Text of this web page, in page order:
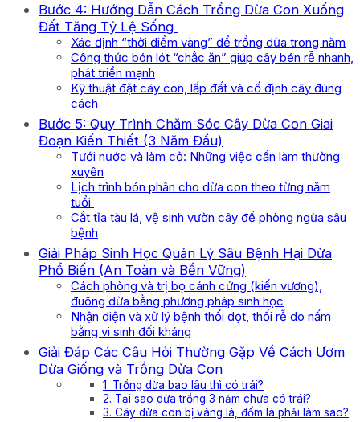
Bước 4: Hướng Dẫn Cách Trồng Dừa Con Xuống
Đất Tăng Tỷ Lệ Sống
Xác định “thời điểm vàng” để trồng dừa trong năm
Công thức bón lót “chắc ăn” giúp cây bén rễ nhanh,
phát triển mạnh
Kỹ thuật đặt cây con, lấp đất và cố định cây đúng
cách
Bước 5: Quy Trình Chăm Sóc Cây Dừa Con Giai
Đoạn Kiến Thiết (3 Năm Đầu)
Tưới nước và làm cỏ: Những việc cần làm thường
xuyên
Lịch trình bón phân cho dừa con theo từng năm
tuổi
Cắt tỉa tàu lá, vệ sinh vườn cây để phòng ngừa sâu
bệnh
Giải Pháp Sinh Học Quản Lý Sâu Bệnh Hại Dừa
Phổ Biến (An Toàn và Bền Vững)
Cách phòng và trị bọ cánh cứng (kiến vương),
đuông dừa bằng phương pháp sinh học
Nhận diện và xử lý bệnh thối đọt, thối rễ do nấm
bằng vi sinh đối kháng
Giải Đáp Các Câu Hỏi Thường Gặp Về Cách Ươm
Dừa Giống và Trồng Dừa Con
1. Trồng dừa bao lâu thì có trái?
2. Tại sao dừa trồng 3 năm chưa có trái?
3. Cây dừa con bị vàng lá, đốm lá phải làm sao?